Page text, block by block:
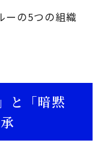
ーの5つの組織
と「暗黙